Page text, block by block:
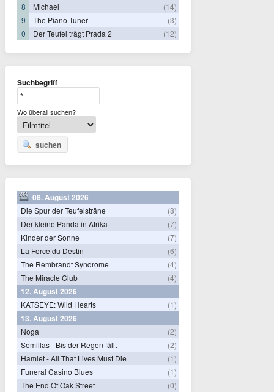
8
Michael
(14)
9
The Piano Tuner
(3)
0
Der Teufel trägt Prada 2 (12)
Suchbegriff
Wo überall suchen?
suchen
08. August 2026
Die Spur der Teufelsträne
(8)
Der kleine Panda in Afrika
(7)
Kinder der Sonne
(7)
La Force du Destin
(6)
The Rembrandt Syndrome
(4)
The Miracle Club
(4)
12. August 2026
KATSEYE: Wild Hearts (1)
13. August 2026
Noga
(2)
Semillas - Bis der Regen fällt
(2)
Hamlet - All That Lives Must Die
(1)
Funeral Casino Blues
(1)
The End Of Oak Street
(0)